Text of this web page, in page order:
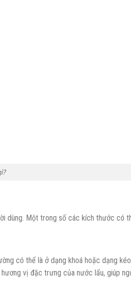
dùng. Một trong số các kích thước có
có thể là ở dạng khoá hoặc dạng
vị đặc trưng của nước lẩu, giúp